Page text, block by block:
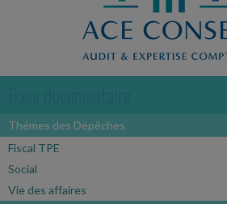
Thémes des Dépêches
Fiscal TPE
Social
Vie des affaires